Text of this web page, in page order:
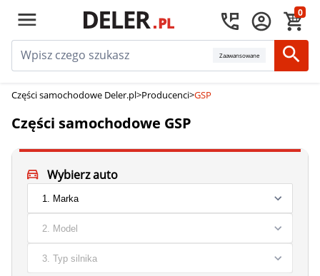
0
Zaawansowane
Części samochodowe Deler.pl>Producenci>GSP
Części samochodowe GSP
Wybierz auto